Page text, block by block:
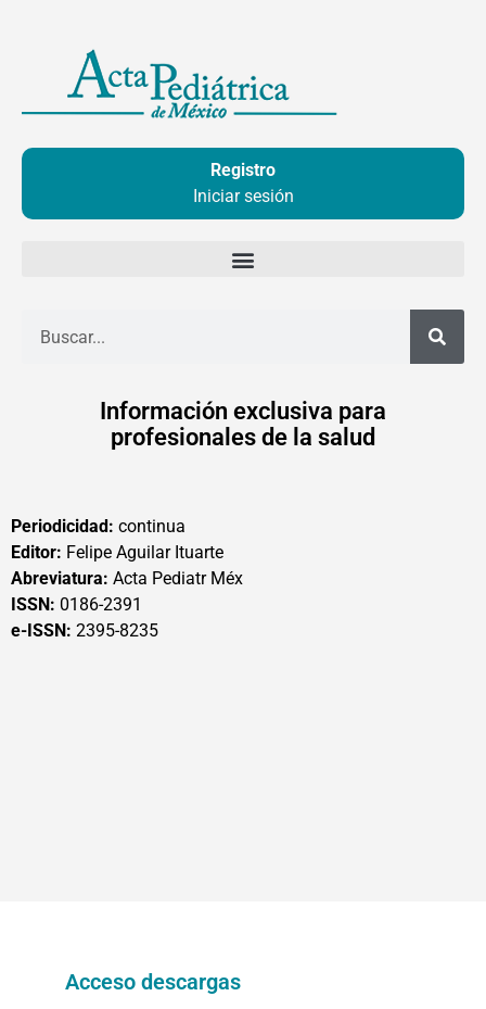
contenido
Registro
Iniciar sesión
Información exclusiva para
profesionales de la salud
Periodicidad: continua
Editor: Felipe Aguilar Ituarte
Abreviatura: Acta Pediatr Méx
ISSN: 0186-2391
e-ISSN: 2395-8235
Acceso descargas